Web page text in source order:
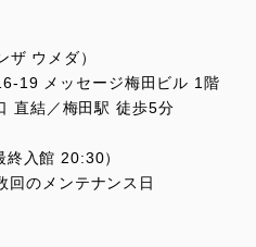
ウメダ）
19 メッセージ梅田ビル 1階
直結／梅田駅 徒歩5分
入館 20:30）
回のメンテナンス日